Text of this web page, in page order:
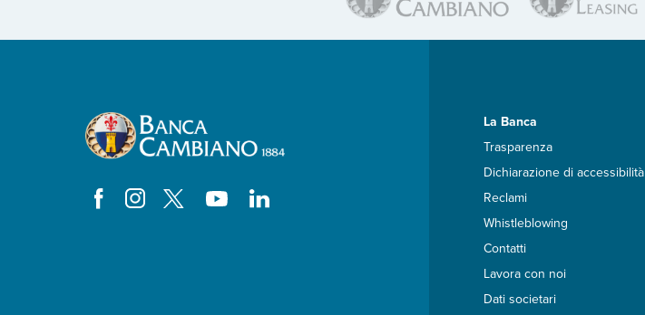
La Banca
Trasparenza
Dichiarazione di accessibilità
Reclami
Whistleblowing
Contatti
Lavora con noi
Dati societari